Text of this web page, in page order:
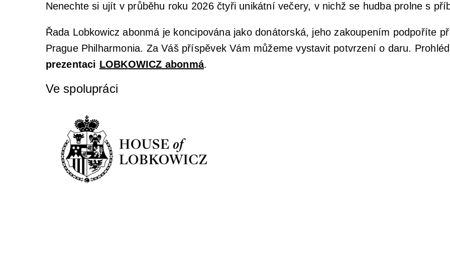
Nenechte si ujít v průběhu roku 2026 čtyři unikátní večery, v nichž se hudba prolne s
Řada Lobkowicz abonmá je koncipována jako donátorská, jeho zakoupením podpoříte
Prague Philharmonia. Za Váš příspěvek Vám můžeme vystavit potvrzení o daru.
prezentaci LOBKOWICZ abonmá.
Ve spolupráci